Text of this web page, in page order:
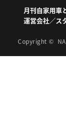
月刊自家用車
運営会社／ス
Copyright ©